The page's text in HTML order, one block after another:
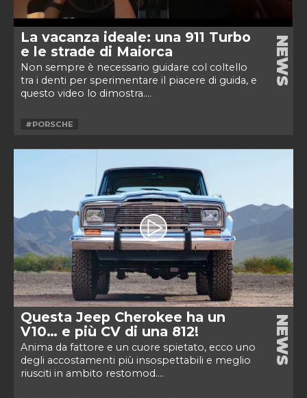
La vacanza ideale: una 911 Turbo
e le strade di Maiorca
Non sempre è necessario guidare col coltello
tra i denti per sperimentare il piacere di guida, e
questo video lo dimostra....
NEWS
#PORSCHE
Questa Jeep Cherokee ha un
V10… e più CV di una 812!
Anima da fattore e un cuore spietato, ecco uno
degli accostamenti più insospettabili e meglio
riusciti in ambito restomod....
NEWS